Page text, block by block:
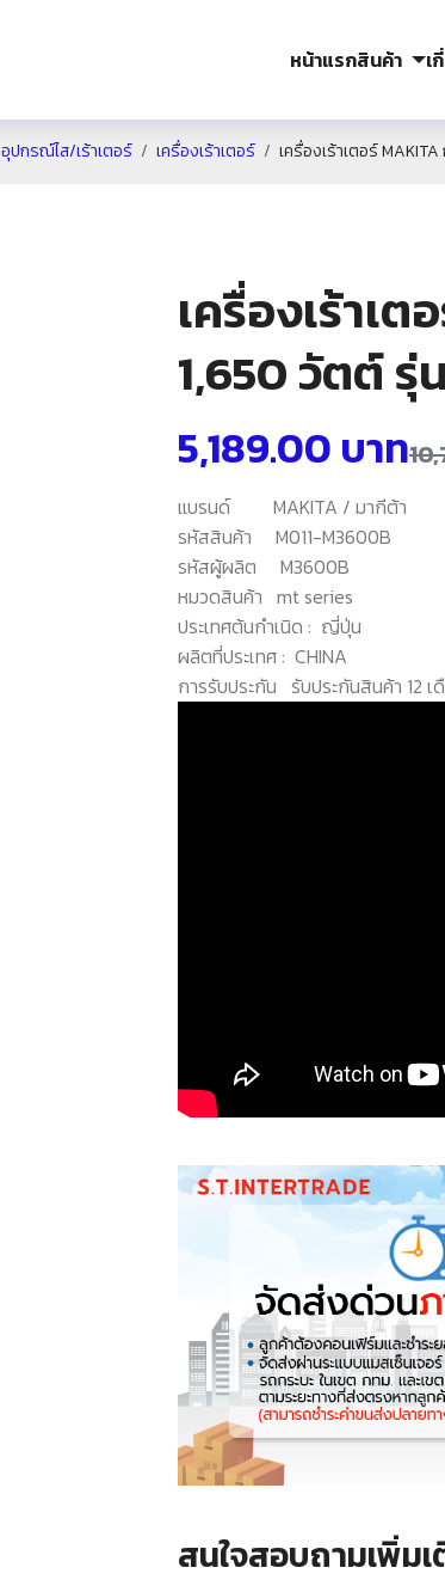
หน้าแรกสินค้า เ
อุปกรณ์ไส/เร้าเตอร์ เครื่องเร้าเตอร์ เครื่องเร้าเตอร์
เครื่องเร้าเ
1,650 วัตต์
5,189.00 บาท
แบรนด์ MAKITA / มากีต้า
รหัสสินค้า M011-M3600B
รหัสผู้ผลิต M3600B
หมวดสินค้า mt series
ประเทศต้นกำเนิด : ญี่ปุ่น
ผลิตที่ประเทศ : CHINA
การรับประกัน รับประกันสินค้า 12 เ
สนใจสอบถามเพิ่ม